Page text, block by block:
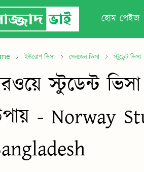
হোম পেইজ
ইউরোপ ভিসা সেনজেন ভিসা স্টুডেন্ট ভিসা
স্টুডেন্ট
- Norway